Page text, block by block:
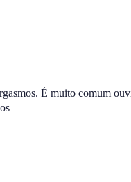
É muito comum